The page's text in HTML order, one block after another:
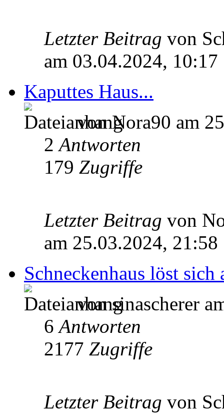
Letzter Beitrag von
am 03.04.2024, 10:17
Kaputtes Haus...
von Nora90 am
2Antworten
179 Zugriffe
Letzter Beitrag von
am 25.03.2024, 21:58
Schneckenhaus löst
von sinascherer
6Antworten
2177 Zugriffe
Letzter Beitrag von